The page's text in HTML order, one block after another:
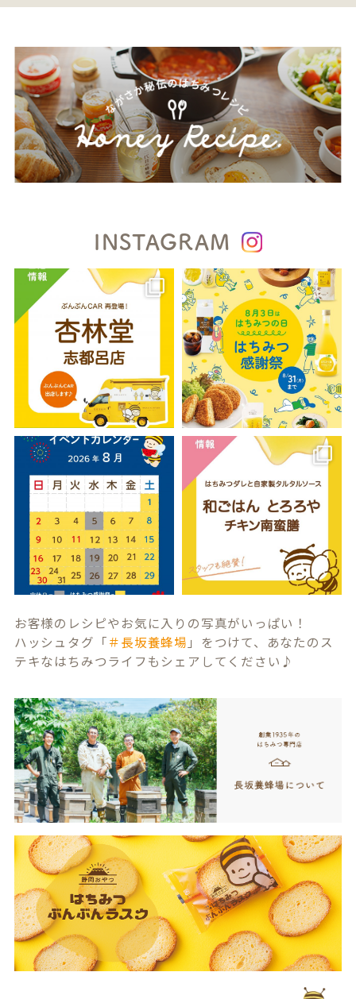
INSTAGRAM
お客様のレシピやお気に入りの写真がいっぱい！
ハッシュタグ「＃長坂養蜂場 」をつけて、あなたのス
テキなはちみつライフもシェアしてください♪